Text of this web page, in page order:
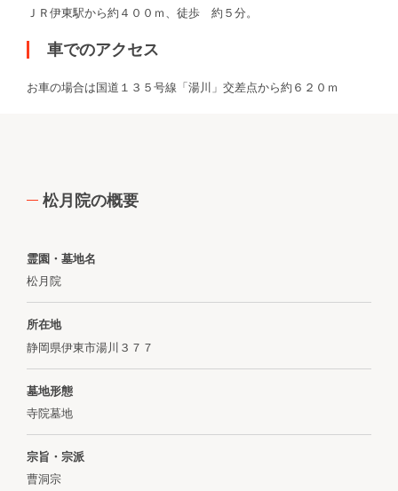
ＪＲ伊東駅から約４００ｍ、徒歩 約５分。
車でのアクセス
お車の場合は国道１３５号線「湯川」交差点から約６２０ｍ
松月院の概要
霊園・墓地名
松月院
所在地
静岡県伊東市湯川３７７
墓地形態
寺院墓地
宗旨・宗派
曹洞宗